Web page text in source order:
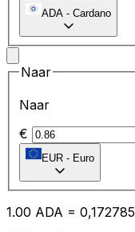
ADA - Cardano
Naar
Naar
€
EUR - Euro
1.00 ADA = 0,172785